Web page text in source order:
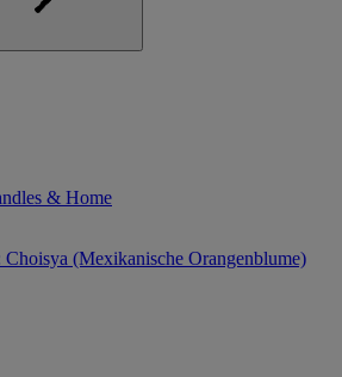
& Home
Choisya (Mexikanische Orangenblume)